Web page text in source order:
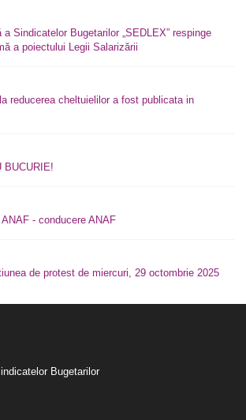
Sindicatelor Bugetarilor „SEDLEX” respinge
a poiectului Legii Salarizării
reducerea cheltuielilor a fost publicata in
BUCURIE!
ANAF - conducere ANAF
de protest de miercuri, 29 octombrie 2025
Bugetarilor